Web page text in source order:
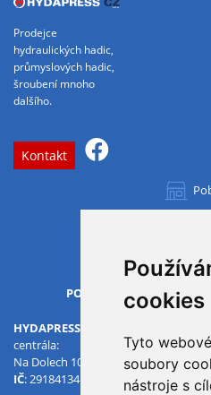
cookies
Tyto
soubory
nástroje s
Prodejce
hydraulických hadic,
průmyslových hadic,
šroubení mnoho
dalšího.
Kontakt
PO-PÁ
HYDAPRESS CZ s.r.o.
centrála:
Na Dolech 109 586 01 Jihlava
IČ: 29184134 : CZ29184134